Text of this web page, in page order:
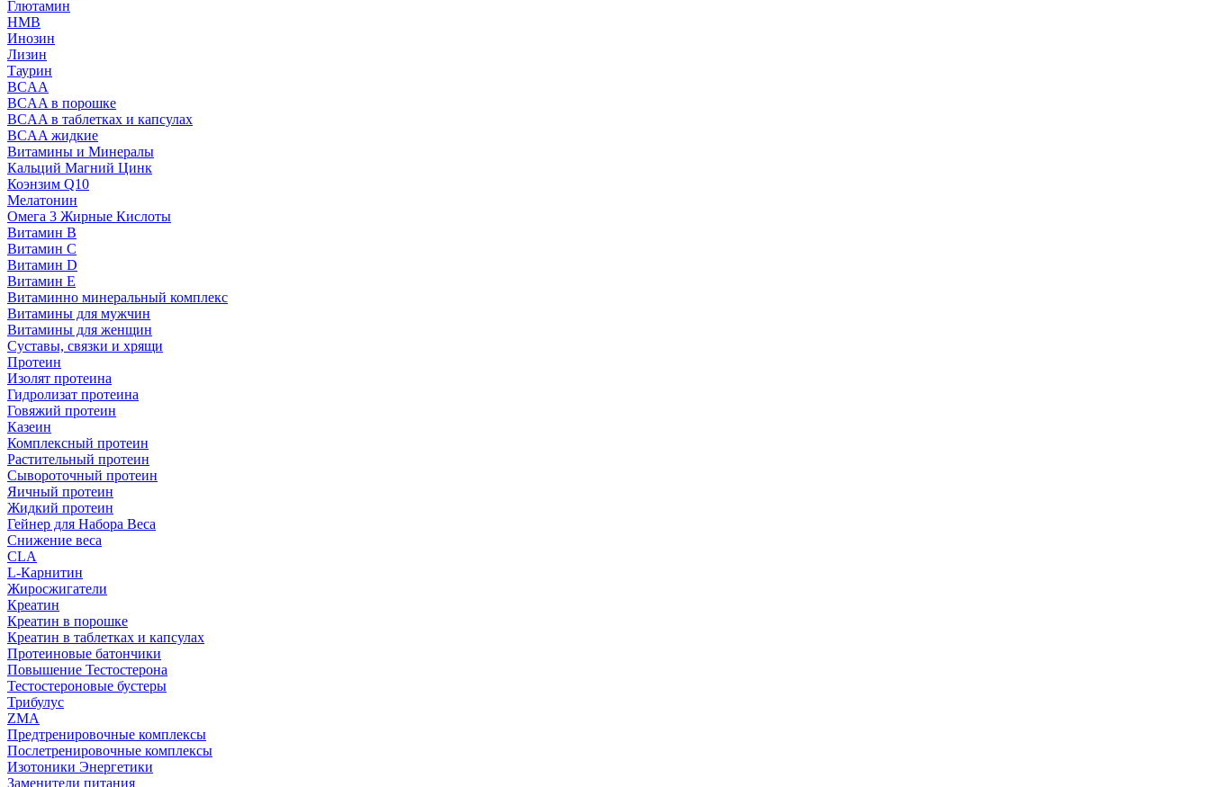
Глютамин
HMB
Инозин
Лизин
Таурин
BCAA
BCAA в порошке
BCAA в таблетках и капсулах
BCAA жидкие
Витамины и Минералы
Кальций Магний Цинк
Коэнзим Q10
Мелатонин
Омега 3 Жирные Кислоты
Витамин B
Витамин C
Витамин D
Витамин E
Витаминно минеральный комплекс
Витамины для мужчин
Витамины для женщин
Суставы, связки и хрящи
Протеин
Изолят протеина
Гидролизат протеина
Говяжий протеин
Казеин
Комплексный протеин
Растительный протеин
Сывороточный протеин
Яичный протеин
Жидкий протеин
Гейнер для Набора Веса
Снижение веса
CLA
L-Карнитин
Жиросжигатели
Креатин
Креатин в порошке
Креатин в таблетках и капсулах
Протеиновые батончики
Повышение Тестостерона
Тестостероновые бустеры
Трибулус
ZMA
Предтренировочные комплексы
Послетренировочные комплексы
Изотоники Энергетики
Заменители питания